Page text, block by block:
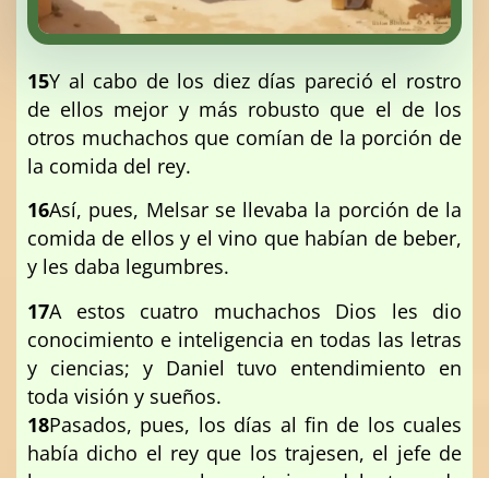
15Y al cabo de los diez días pareció el rostro
de ellos mejor y más robusto que el de los
otros muchachos que comían de la porción de
la comida del rey.
16Así, pues, Melsar se llevaba la porción de la
comida de ellos y el vino que habían de beber,
y les daba legumbres.
17A estos cuatro muchachos Dios les dio
conocimiento e inteligencia en todas las letras
y ciencias; y Daniel tuvo entendimiento en
toda visión y sueños.
18Pasados, pues, los días al fin de los cuales
había dicho el rey que los trajesen, el jefe de